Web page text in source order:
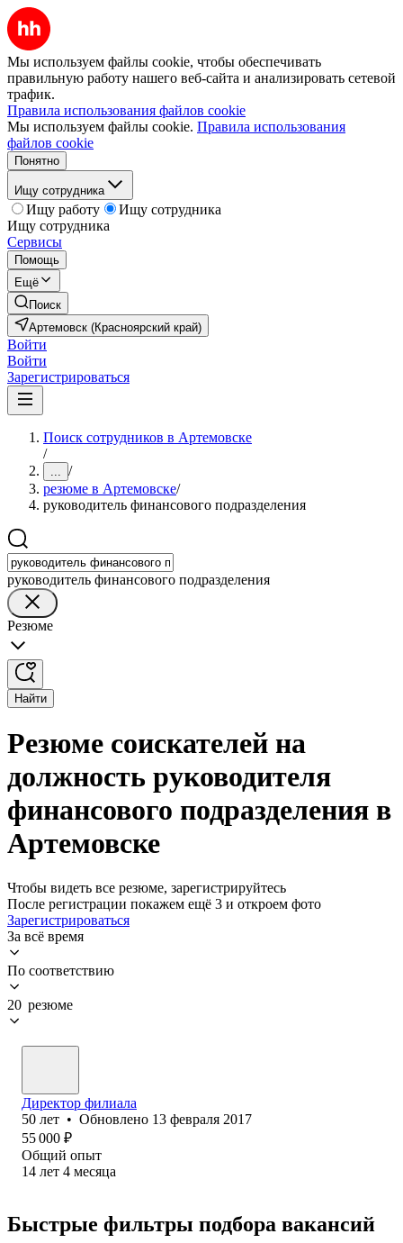
Мы используем файлы cookie, чтобы обеспечивать
правильную работу нашего веб-сайта и анализировать сетевой
трафик.
Правила использования файлов cookie
Мы используем файлы cookie. Правила использования
файлов cookie
Понятно
Ищу сотрудника
Ищу работу
Ищу сотрудника
Ищу сотрудника
Сервисы
Помощь
Ещё
Поиск
Артемовск (Красноярский край)
Войти
Войти
Зарегистрироваться
Поиск сотрудников в Артемовске
/
... /
резюме в Артемовске/
руководитель финансового подразделения
руководитель финансового подразделения
Резюме
Найти
Резюме соискателей на
должность руководителя
финансового подразделения в
Артемовске
Чтобы видеть все резюме, зарегистрируйтесь
После регистрации покажем ещё 3 и откроем фото
Зарегистрироваться
За всё время
По соответствию
20 резюме
Директор филиала
50 лет • Обновлено 13 февраля 2017
55 000 ₽
Общий опыт
14 лет 4 месяца
Быстрые фильтры подбора вакансий